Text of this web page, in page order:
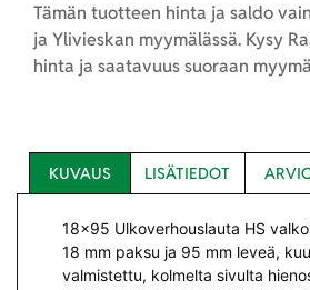
Tämän tuotteen hinta ja saldo
ja Ylivieskan myymälässä. Kysy
hinta ja saatavuus suoraan
KUVAUS LISÄTIEDOT
18×95 Ulkoverhouslauta HS
18 mm paksu ja 95 mm leveä,
valmistettu, kolmelta sivulta